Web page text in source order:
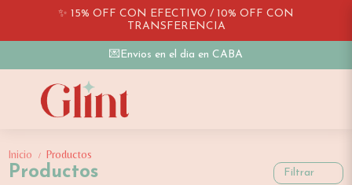
✨ 15% OFF CON EFECTIVO / 10% OFF CON
TRANSFERENCIA
💌Envios en el dia en CABA
Inicio / Productos
Productos Filtrar